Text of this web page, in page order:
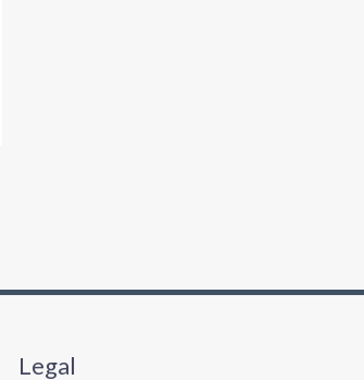
Legal